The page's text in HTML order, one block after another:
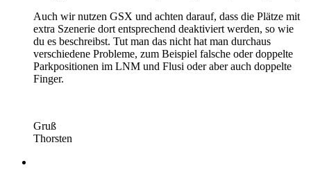
Auch wir nutzen GSX und achten darauf, dass die Plätze mit
extra Szenerie dort entsprechend deaktiviert werden, so wie
du es beschreibst. Tut man das nicht hat man durchaus
verschiedene Probleme, zum Beispiel falsche oder doppelte
Parkpositionen im LNM und Flusi oder aber auch doppelte
Finger.
Gruß
Thorsten